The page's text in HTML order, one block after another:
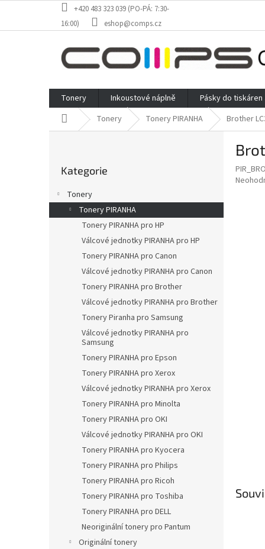
obsah
+420 483 323 039 (PO-PÁ: 7:30-
16:00)
eshop@comps.cz
Tonery Inkoustové náplně
Pásky do
Domů Tonery Tonery PIRANHA Brother
a
n
kategorie
Kategorie
Tonery
Tonery PIRANHA
Tonery PIRANHA pro HP
Válcové jednotky PIRANHA pro HP
Tonery PIRANHA pro Canon
Válcové jednotky PIRANHA pro Canon
Tonery PIRANHA pro Brother
Válcové jednotky PIRANHA pro Brother
Tonery Piranha pro Samsung
Válcové jednotky PIRANHA pro
Samsung
Tonery PIRANHA pro Epson
Tonery PIRANHA pro Xerox
Válcové jednotky PIRANHA pro Xerox
Tonery PIRANHA pro Minolta
Tonery PIRANHA pro OKI
Válcové jednotky PIRANHA pro OKI
Tonery PIRANHA pro Kyocera
Tonery PIRANHA pro Philips
Tonery PIRANHA pro Ricoh
Tonery PIRANHA pro Toshiba
Tonery PIRANHA pro DELL
Neoriginální tonery pro Pantum
Originální tonery